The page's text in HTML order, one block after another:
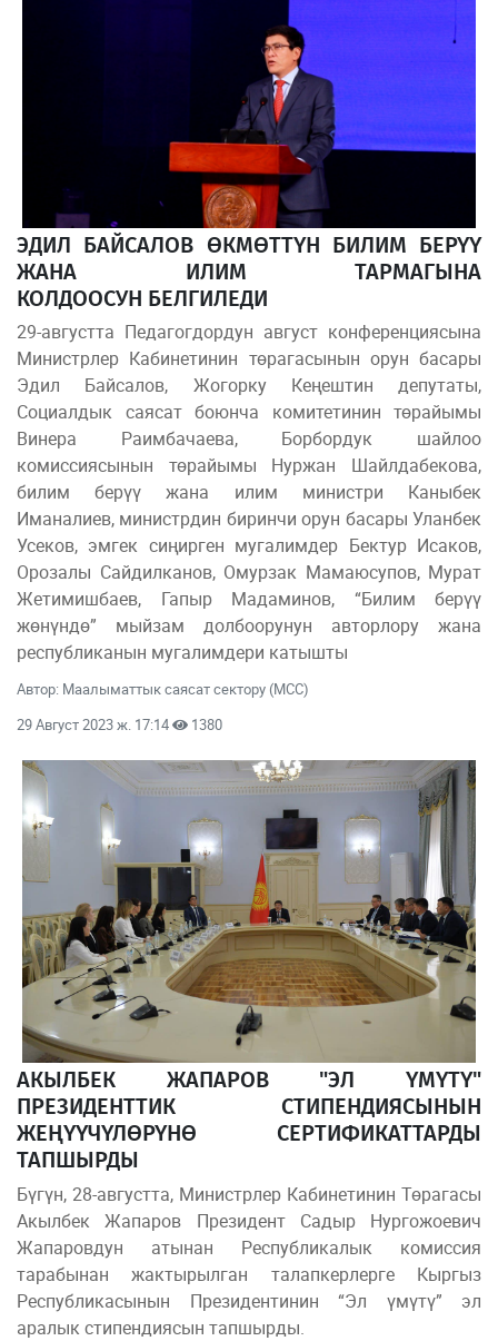
ЭДИЛ БАЙСАЛОВ ӨКМӨТТҮН БИЛИМ БЕРҮҮ
ЖАНА ИЛИМ ТАРМАГЫНА
КОЛДООСУН БЕЛГИЛЕДИ
29-августта Педагогдордун август конференциясына
Министрлер Кабинетинин төрагасынын орун басары
Эдил Байсалов, Жогорку Кеңештин депутаты,
Социалдык саясат боюнча комитетинин төрайымы
Винера Раимбачаева, Борбордук шайлоо
комиссиясынын төрайымы Нуржан Шайлдабекова,
билим берүү жана илим министри Каныбек
Иманалиев, министрдин биринчи орун басары Уланбек
Усеков, эмгек сиңирген мугалимдер Бектур Исаков,
Орозалы Сайдилканов, Омурзак Мамаюсупов, Мурат
Жетимишбаев, Гапыр Мадаминов, “Билим берүү
жөнүндө” мыйзам долбоорунун авторлору жана
республиканын мугалимдери катышты
Автор: Маалыматтык саясат сектору (МСС)
29 Август 2023 ж. 17:14
1380
АКЫЛБЕК ЖАПАРОВ "ЭЛ ҮМҮТҮ"
ПРЕЗИДЕНТТИК СТИПЕНДИЯСЫНЫН
ЖЕҢҮҮЧҮЛӨРҮНӨ СЕРТИФИКАТТАРДЫ
ТАПШЫРДЫ
Бүгүн, 28-августта, Министрлер Кабинетинин Төрагасы
Акылбек Жапаров Президент Садыр Нургожоевич
Жапаровдун атынан Республикалык комиссия
тарабынан жактырылган талапкерлерге Кыргыз
Республикасынын Президентинин “Эл үмүтү” эл
аралык стипендиясын тапшырды.